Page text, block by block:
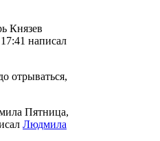
написал
отрываться,
Пятница,
Людмила